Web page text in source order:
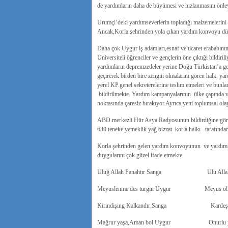
de yardımların daha de büyümesi ve hızlanmasını
Urumçi’deki yardımseverlerin topladığı
Ancak,Korla şehrinden yola çıkan yardım konvoyu
Daha çok Uygur iş adamları,esnaf ve ticaret
Üniversiteli öğrenciler ve gençlerin öne çıktığı
yardımların depremzedeler yerine Doğu Türkistan’a
geçirerek birden bire zengin olmalarını gören halk,
yerel KP.genel sekreterelerine teslim etmeleri ve
bildirilmekte. Yardım kampanyalarının ülke
noktasında çaresiz bırakıyor.Ayrıca,yeni toplumsal
ABD.merkezli Hür Asya Radyosunun bildirdiğine
630 teneke yemeklik yağ bizzat korla halkı
Korla şehrinden gelen yardım konvoyunun ve
duygularını çok güzel ifade etmekte.
Uluğ Allah Panahtır Sanga Ulu Allah
Meyuslenme des turgin Uygur Meyus
Kirindişing Kalkandır,Sanga Kardeşlerin
Mağrur yaşa,Aman bol Uygur Onurlu